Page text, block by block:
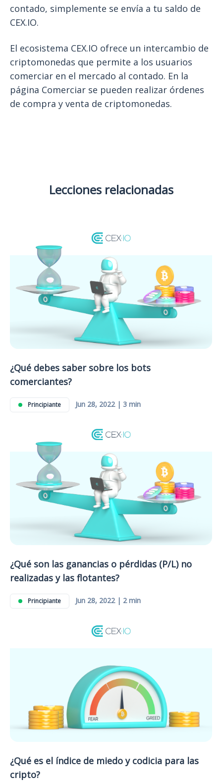
contado, simplemente se envía a tu saldo de
CEX.IO.
El ecosistema CEX.IO ofrece un intercambio de
criptomonedas que permite a los usuarios
comerciar en el mercado al contado. En la
página Comerciar se pueden realizar órdenes
de compra y venta de criptomonedas.
Lecciones relacionadas
¿Qué debes saber sobre los bots
comerciantes?
Principiante Jun 28, 2022 | 3 min
¿Qué son las ganancias o pérdidas (P/L) no
realizadas y las flotantes?
Principiante Jun 28, 2022 | 2 min
¿Qué es el índice de miedo y codicia para las
cripto?